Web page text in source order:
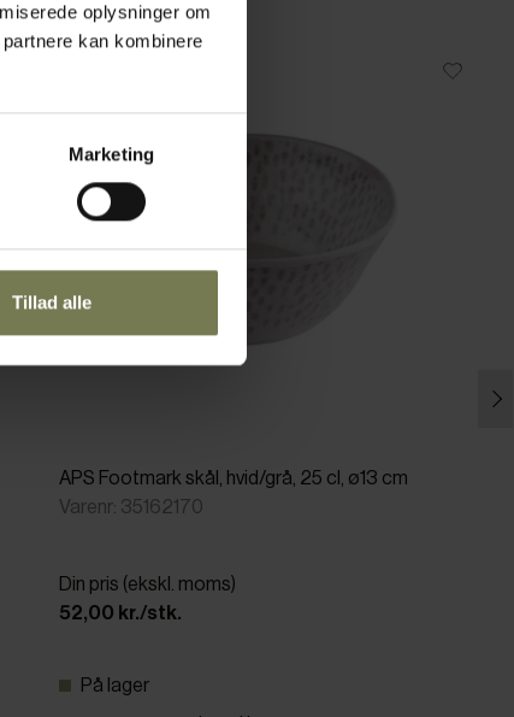
oplysninger om
kan kombinere
Marketing
Tillad alle
APS Footmark skål, hvid/grå, 25 cl, ø13 cm
Varenr: 35162170
Din pris (ekskl. moms)
52,00 kr./stk.
På lager